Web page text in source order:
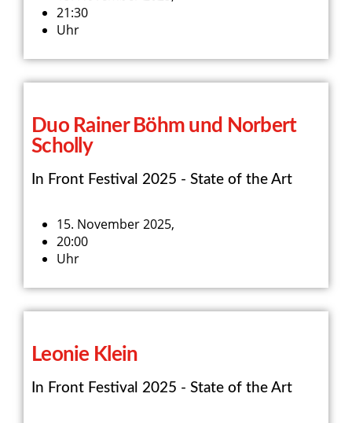
21:30
Uhr
Duo Rainer Böhm und Norbert
Scholly
In Front Festival 2025 - State of the Art
15. November 2025,
20:00
Uhr
Leonie Klein
In Front Festival 2025 - State of the Art